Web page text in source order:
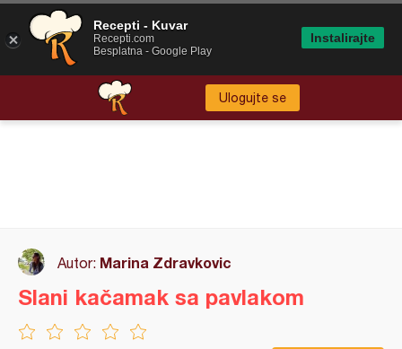
Ulogujte se
Autor: Marina Zdravkovic
Slani kačamak sa pavlakom
Recepti - Kuvar
Recepti.com
Besplatna - Google Play
Instalirajte